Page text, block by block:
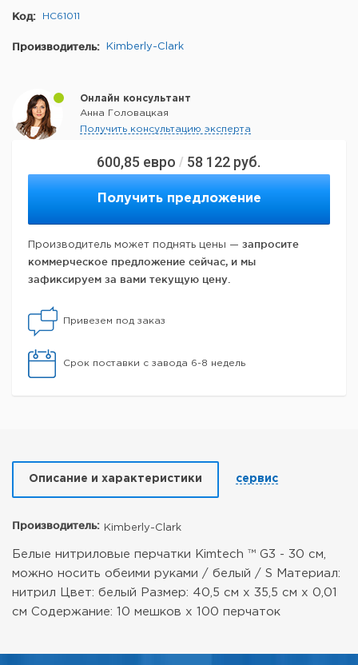
600,85 евро / 58 122 руб.
Получить предложение
Производитель может поднять цены — запросите
коммерческое предложение сейчас, и мы
зафиксируем за вами текущую цену.
Привезем под заказ
Срок поставки с завода 6-8 недель
Код: HC61011
Производитель: Kimberly-Clark
Онлайн консультант
Анна Головацкая
Получить консультацию эксперта
Описание и характеристики сервис
Производитель: Kimberly-Clark
Белые нитриловые перчатки Kimtech ™ G3 - 30 см,
можно носить обеими руками / белый / S
Материал:
нитрил
Цвет: белый
Размер: 40,5 см х 35,5 см х 0,01
см Содержание: 10 мешков х 100 перчаток